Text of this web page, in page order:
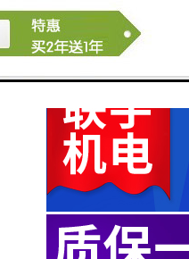
12排风系统
13出布装置摆布/卷布